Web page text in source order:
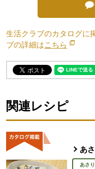
生活クラブのカタログに
ブの詳細はこちら 別のウ
関連レシピ
あ
あさり